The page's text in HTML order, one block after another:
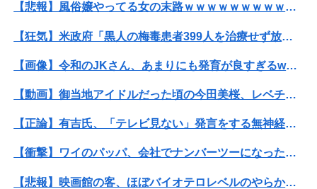
【悲報】風俗嬢やってる女の末路ｗｗｗｗｗｗｗｗｗｗｗ
【悲報】週間少年ジャンプの「グッズ(43億円分)」を注文し全てキャンセルした女逮捕ｗｗｗｗｗｗｗｗ
【話題】河内長野市で警官が包丁男を射殺した場面のモザ無し映像が公開される。
義両親「空き家になるし住んでいいよ」私たち「じゃあお言葉に甘えて…」→引っ越した途端、予想外の出来事が待っていて…
【悲報】風俗嬢やってる女の末路ｗｗｗｗｗｗｗｗｗｗｗ
【狂気】米政府「黒人の梅毒患者399人を治療せず放置したらどうなるか見たろ！」→40年間続けてしまう
【画像】令和のJKさん、あまりにも発育が良すぎるwwwwwwww
【動画】御当地アイドルだった頃の今田美桜、レベチｗｗｗｗｗｗｗｗｗｗｗｗｗｗｗｗｗｗ
【正論】有吉氏、「テレビ見ない」発言をする無神経な一般人に憤慨
【衝撃】ワイのパッパ、会社でナンバーツーになった結果ｗｗｗｗｗｗｗｗｗｗ
【悲報】映画館の客、ほぼバイオテロレベルのやらかしで観客が避難する事態にｗｗｗｗ